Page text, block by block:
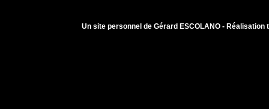
Un site personnel de Gérard ESCOLANO -